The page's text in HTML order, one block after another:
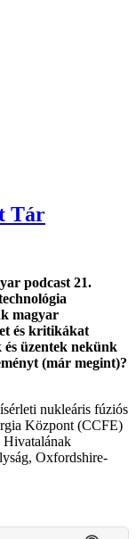
Tár
podcast 21.
magyar
és kritikákat
üzentek nekünk
(már megint)?
nukleáris fúziós
Központ (CCFE)
Hivatalának
Oxfordshire-